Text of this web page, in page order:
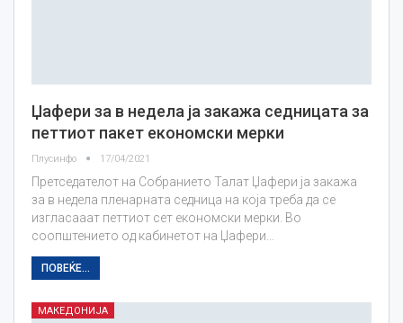
Џафери за в недела ја закажа седницата за
петтиот пакет економски мерки
Плусинфо 17/04/2021
Претседателот на Собранието Талат Џафери ја закажа
за в недела пленарната седница на која треба да се
изгласааат петтиот сет економски мерки. Во
соопштението од кабинетот на Џафери…
ПОВЕЌЕ...
МАКЕДОНИЈА